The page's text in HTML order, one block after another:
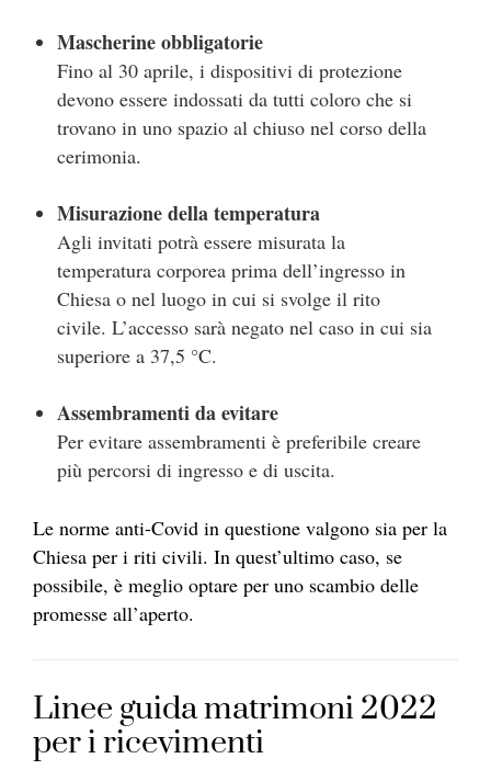
Mascherine obbligatorie
Fino al 30 aprile, i dispositivi di protezione
devono essere indossati da tutti coloro che si
trovano in uno spazio al chiuso nel corso della
cerimonia.
Misurazione della temperatura
Agli invitati potrà essere misurata la
temperatura corporea prima dell’ingresso in
Chiesa o nel luogo in cui si svolge il rito
civile. L’accesso sarà negato nel caso in cui sia
superiore a 37,5 °C.
Assembramenti da evitare
Per evitare assembramenti è preferibile creare
più percorsi di ingresso e di uscita.
Le norme anti-Covid in questione valgono sia per la
Chiesa per i riti civili. In quest’ultimo caso, se
possibile, è meglio optare per uno scambio delle
promesse all’aperto.
Linee guida matrimoni 2022
per i ricevimenti